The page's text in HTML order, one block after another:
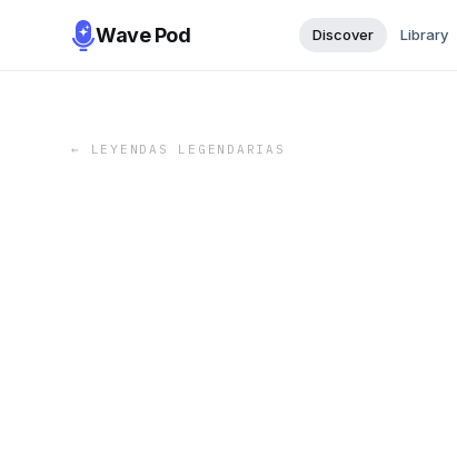
Wave Pod Discover Library
← LEYENDAS LEGENDARIAS